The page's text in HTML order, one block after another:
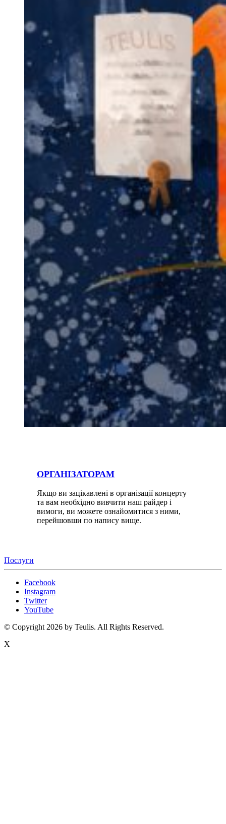
ОРГАНІЗАТОРАМ
Якщо ви зацікавлені в організації концерту
та вам необхідно вивчити наш райдер і
вимоги, ви можете ознайомитися з ними,
перейшовши по напису вище.
Послуги
Facebook
Instagram
Twitter
YouTube
© Copyright 2026 by Teulis. All Rights Reserved.
X